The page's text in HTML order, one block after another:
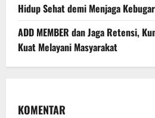
Hidup Sehat demi Menjaga
ADD MEMBER dan Jaga Retensi,
Kuat Melayani Masyarakat
KOMENTAR